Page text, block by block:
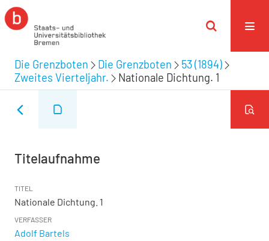
Die Grenzboten Die Grenzboten
53 (1894)
Zweites Vierteljahr.
Nationale Dichtung. 1
Titelaufnahme
TITEL
Nationale Dichtung. 1
VERFASSER
Adolf Bartels